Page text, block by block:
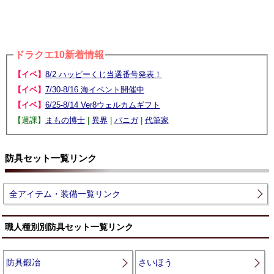
ドラクエ10新着情報
【イベ】 8/2 ハッピーくじ当選番号発表！
【イベ】 7/30-8/16 海イベント開催中
【イベ】 6/25-8/14 Ver8ウェルカムギフト
【週課】
まもの博士| 異界 | パニガ| 代筆家
防具セット一覧リンク
全アイテム・装備一覧リンク
職人種別別防具セット一覧リンク
防具鍛冶 さいほう